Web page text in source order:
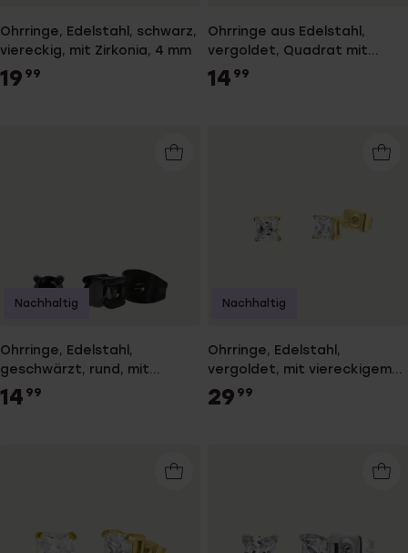
Ohrringe, Edelstahl, schwarz,
viereckig, mit Zirkonia, 4 mm
19 99
Ohrringe aus Edelstahl,
vergoldet, Quadrat mit
Zirkonia
14 99
Ohrringe, Edelstahl,
geschwärzt, rund, mit
Zirkonia, 4 mm
14 99
Nachhaltig
Ohrringe, Edelstahl,
vergoldet, mit viereckigem
Zirkonia, 4 mm
29 99
Nachhaltig